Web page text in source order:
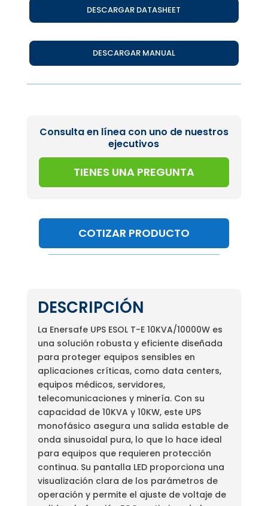
DESCARGAR DATASHEET
DESCARGAR MANUAL
Consulta en línea con uno de nuestros
ejecutivos
TIENES UNA PREGUNTA
COTIZAR PRODUCTO
DESCRIPCIÓN
La Enersafe UPS ESOL T-E 10KVA/10000W es
una solución robusta y eficiente diseñada
para proteger equipos sensibles en
aplicaciones críticas, como data centers,
equipos médicos, servidores,
telecomunicaciones y minería. Con su
capacidad de 10KVA y 10KW, este UPS
monofásico asegura una salida estable de
onda sinusoidal pura, lo que lo hace ideal
para equipos que requieren protección
continua. Su pantalla LED proporciona una
visualización clara de los parámetros de
operación y permite el ajuste de voltaje de